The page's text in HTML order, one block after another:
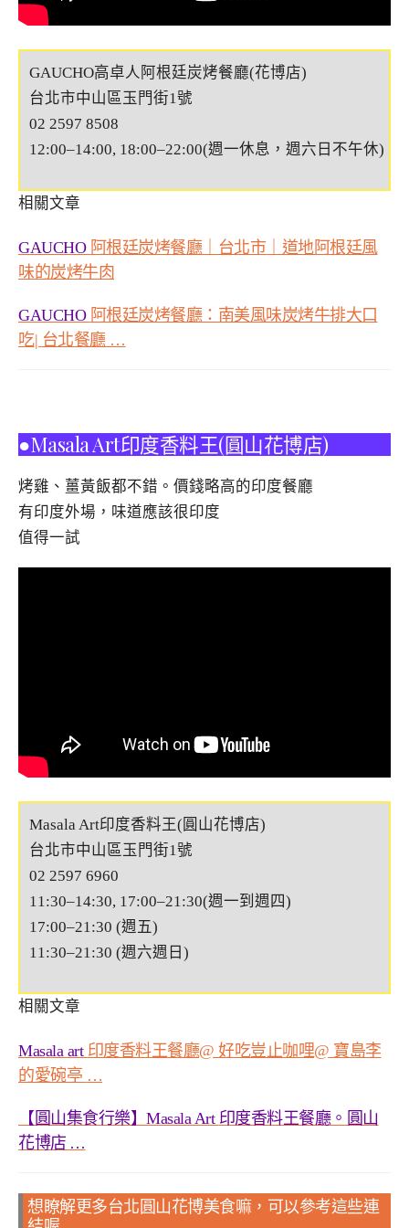
GAUCHO高卓人阿根廷炭烤餐廳(花博店)
台北市中山區玉門街1號
02 2597 8508
12:00–14:00, 18:00–22:00(週一休息，週六日不午休)
相關文章
GAUCHO 阿根廷炭烤餐廳｜台北市｜道地阿根廷風
味的炭烤牛肉
GAUCHO 阿根廷炭烤餐廳：南美風味炭烤牛排大口
吃| 台北餐廳 …
●Masala Art印度香料王(圓山花博店)
烤雞、薑黃飯都不錯。價錢略高的印度餐廳
有印度外場，味道應該很印度
值得一試
Masala Art印度香料王(圓山花博店)
台北市中山區玉門街1號
02 2597 6960
11:30–14:30, 17:00–21:30(週一到週四)
17:00–21:30 (週五)
11:30–21:30 (週六週日)
相關文章
Masala art 印度香料王餐廳@ 好吃豈止咖哩@ 寶島李
的愛碗亭 …
【圓山集食行樂】 Masala Art 印度香料王餐廳。圓山
花博店 …
想瞭解更多台北圓山花博美食嘛，可以參考這些連